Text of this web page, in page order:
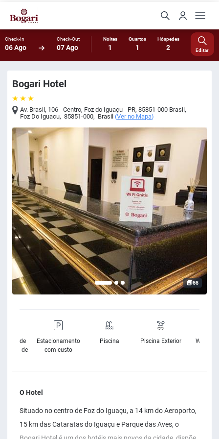
Check-In
06 Ago
Check-Out
07 Ago
Noites
1
Quartos
1
Hóspedes
2 Editar
Bogari Hotel
Av. Brasil, 106 - Centro, Foz do Iguaçu - PR, 85851-000 Brasil,
Foz Do Iguacu, 85851-000, Brasil (Ver no Mapa)
66
de
Estacionamento
com custo
Piscina Piscina Exterior Wifi
O Hotel
Situado no centro de Foz do Iguaçu, a 14 km do Aeroporto,
15 km das Cataratas do Iguaçu e Parque das Aves, o